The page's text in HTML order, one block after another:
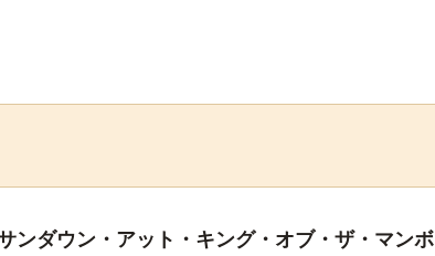
ンダウン・アット・キング・オブ・ザ・マンボ